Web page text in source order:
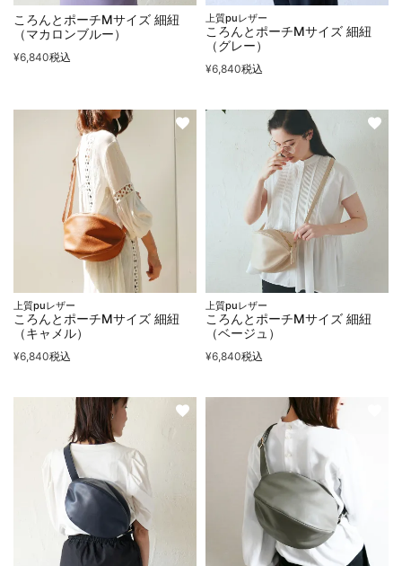
ころんとポーチMサイズ 細紐
（マカロンブルー）
¥6,840税込
上質puレザー
ころんとポーチMサイズ 細紐
（グレー）
¥6,840税込
上質puレザー
ころんとポーチMサイズ 細紐
（キャメル）
¥6,840税込
上質puレザー
ころんとポーチMサイズ 細紐
（ベージュ）
¥6,840税込